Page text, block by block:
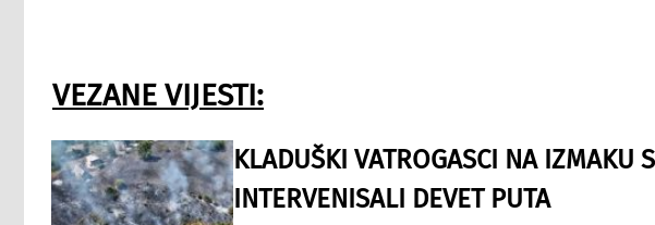
VEZANE VIJESTI:
KLADUŠKI VATROGASCI NA IZMAKU
INTERVENISALI DEVET PUTA